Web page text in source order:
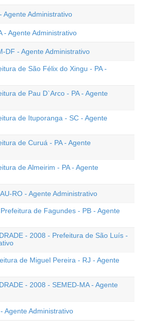
Agente Administrativo
- Agente Administrativo
DF - Agente Administrativo
de São Félix do Xingu - PA -
de Pau D`Arco - PA - Agente
de Ituporanga - SC - Agente
de Curuá - PA - Agente
de Almeirim - PA - Agente
RO - Agente Administrativo
de Fagundes - PB - Agente
- 2008 - Prefeitura de São Luís -
de Miguel Pereira - RJ - Agente
- 2008 - SEMED-MA - Agente
Agente Administrativo